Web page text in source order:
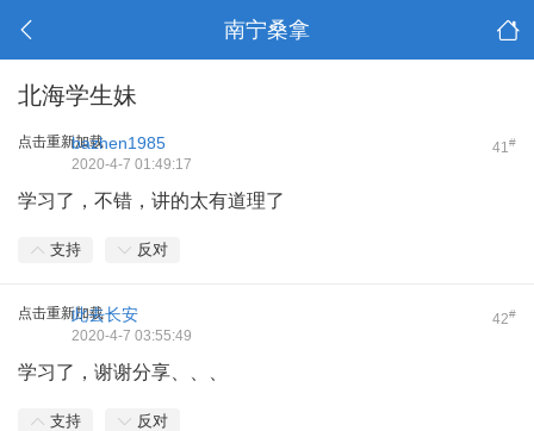
南宁桑拿
北海学生妹
点击重新加载 41#
bazhen1985
2020-4-7 01:49:17
学习了，不错，讲的太有道理了
支持 反对
点击重新加载 42#
此去长安
2020-4-7 03:55:49
学习了，谢谢分享、、、
支持 反对